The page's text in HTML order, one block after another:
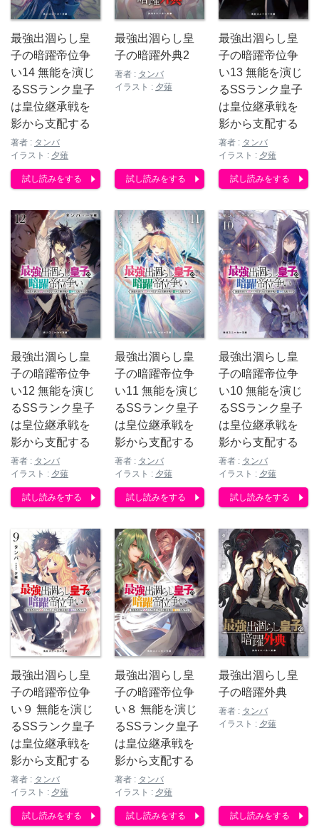
最強出涸らし皇
子の暗躍帝位争
い14 無能を演じ
るSSランク皇子
は皇位継承戦を
影から支配する
著者 : タンバ
イラスト : 夕薙
試し読みをする
最強出涸らし皇
子の暗躍外典2
著者 : タンバ
イラスト : 夕薙
試し読みをする
最強出涸らし皇
子の暗躍帝位争
い13 無能を演じ
るSSランク皇子
は皇位継承戦を
影から支配する
著者 : タンバ
イラスト : 夕薙
試し読みをする
最強出涸らし皇
子の暗躍帝位争
い12 無能を演じ
るSSランク皇子
は皇位継承戦を
影から支配する
著者 : タンバ
イラスト : 夕薙
試し読みをする
最強出涸らし皇
子の暗躍帝位争
い11 無能を演じ
るSSランク皇子
は皇位継承戦を
影から支配する
著者 : タンバ
イラスト : 夕薙
試し読みをする
最強出涸らし皇
子の暗躍帝位争
い10 無能を演じ
るSSランク皇子
は皇位継承戦を
影から支配する
著者 : タンバ
イラスト : 夕薙
試し読みをする
最強出涸らし皇
子の暗躍帝位争
い９ 無能を演じ
るSSランク皇子
は皇位継承戦を
影から支配する
著者 : タンバ
イラスト : 夕薙
試し読みをする
最強出涸らし皇
子の暗躍帝位争
い８ 無能を演じ
るSSランク皇子
は皇位継承戦を
影から支配する
著者 : タンバ
イラスト : 夕薙
試し読みをする
最強出涸らし皇
子の暗躍外典
著者 : タンバ
イラスト : 夕薙
試し読みをする